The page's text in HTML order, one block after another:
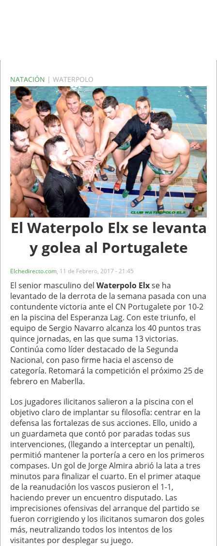
NATACIÓN | WATERPOLO
El Waterpolo Elx se levanta
y golea al Portugalete
Elchedirecto.com, 11 de Febrero, 2017 - 21:45
El senior masculino del Waterpolo Elxse ha
levantado de la derrota de la semana pasada con una
contundente victoria ante el CN Portugalete por 10-2
en la piscina del Esperanza Lag. Con este triunfo, el
equipo de Sergio Navarro alcanza los 40 puntos tras
quince jornadas, en las que suma 13 victorias.
Continúa como líder destacado de la Segunda
Nacional, con paso firme hacia el ascenso de
categoría. Retomará la competición el próximo 25 de
febrero en Maberlla.
Los jugadores ilicitanos salieron a la piscina con el
objetivo claro de implantar su filosofía: centrar en la
defensa las fortalezas de sus acciones. Ello, unido a
un guardameta que contó por paradas todas sus
intervenciones, (llegando a interceptar un penalti),
permitió mantener la portería a cero en los primeros
compases. Un gol de Jorge Almira abrió la lata a tres
minutos para finalizar el cuarto. En el primer ataque
de la reanudación los vascos pusieron el 1-1,
haciendo prever un encuentro disputado. Las
imprecisiones ofensivas del arranque del partido se
fueron corrigiendo y los ilicitanos sumaron dos goles
más, neutralizando todos los intentos de los
visitantes por desplegar su juego.